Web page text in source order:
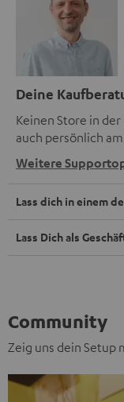
Deine
Keinen Store in
auch persönlich
Weitere
Lass dich in einem
Lass Dich als
Community
Zeig uns dein Setup